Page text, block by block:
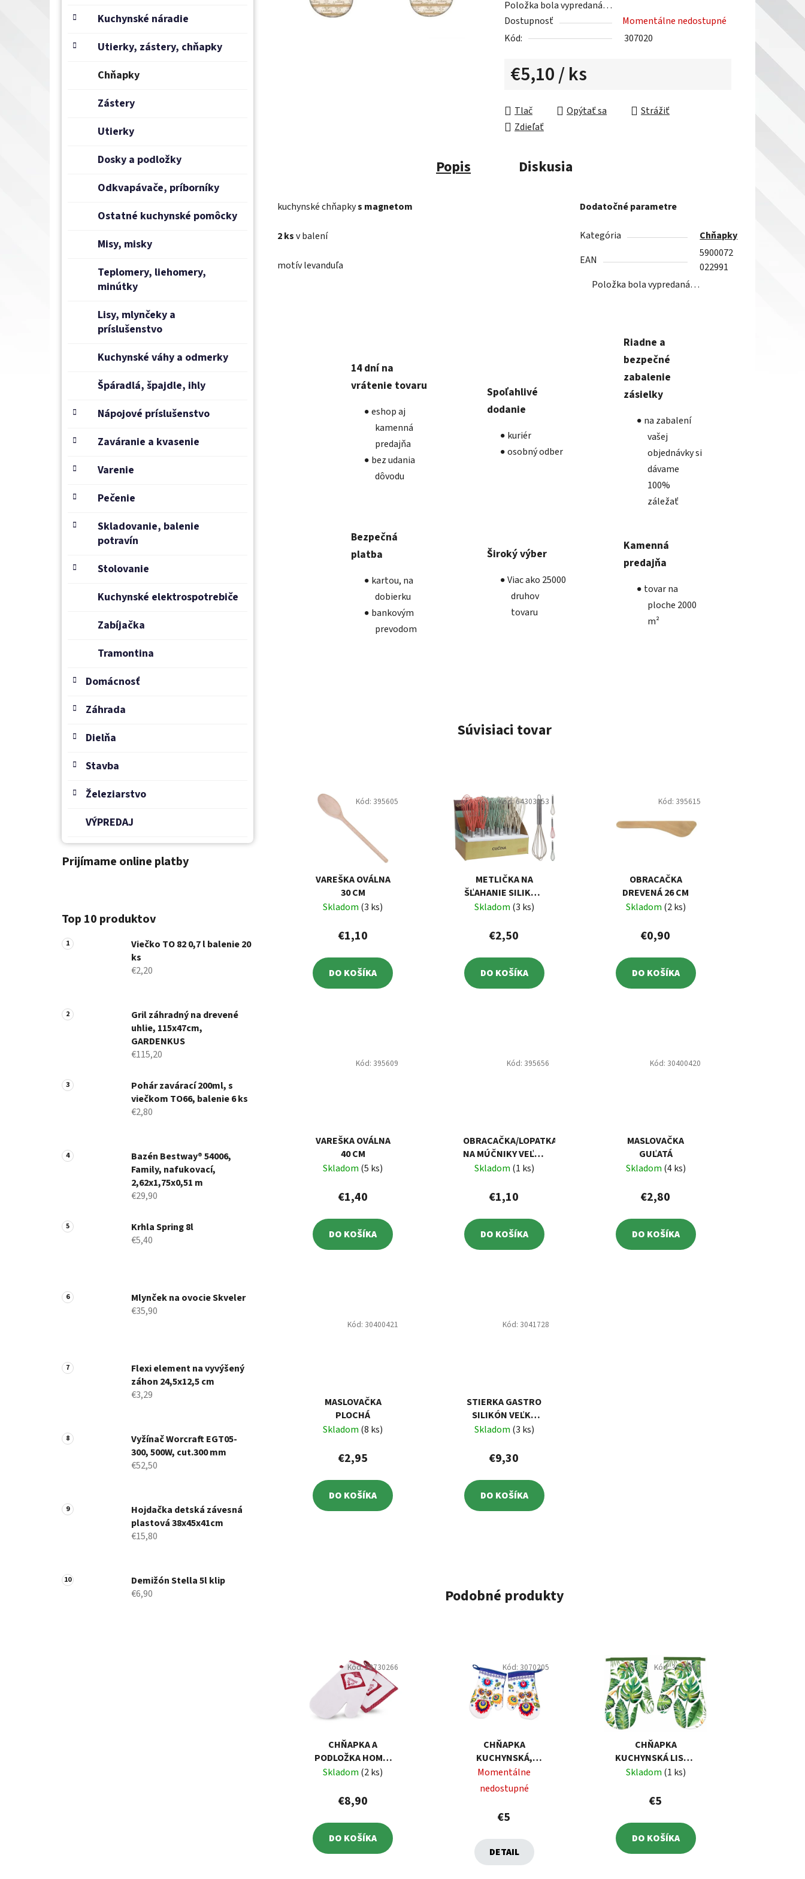
Kuchynské náradie
Utierky, zástery, chňapky
Chňapky
Zástery
Utierky
Dosky a podložky
Odkvapávače, príborníky
Ostatné kuchynské pomôcky
Misy, misky
Teplomery, liehomery,
minútky
Lisy, mlynčeky a
príslušenstvo
Kuchynské váhy a odmerky
Špáradlá, špajdle, ihly
Nápojové príslušenstvo
Zaváranie a kvasenie
Varenie
Pečenie
Skladovanie, balenie
potravín
Stolovanie
Kuchynské elektrospotrebiče
Zabíjačka
Tramontina
Domácnosť
Záhrada
Dielňa
Stavba
Železiarstvo
VÝPREDAJ
Prijímame online platby
Top 10 produktov
Viečko TO 82 0,7 l balenie 20
ks
€2,20
Gril záhradný na drevené
uhlie, 115x47cm,
GARDENKUS
€115,20
Pohár zavárací 200ml, s
viečkom TO66, balenie 6 ks
€2,80
Bazén Bestway® 54006,
Family, nafukovací,
2,62x1,75x0,51 m
€29,90
Krhla Spring 8l
€5,40
Mlynček na ovocie Skveler
€35,90
Flexi element na vyvýšený
záhon 24,5x12,5 cm
€3,29
Vyžínač Worcraft EGT05-
300, 500W, cut.300 mm
€52,50
Hojdačka detská závesná
plastová 38x45x41cm
€15,80
Demižón Stella 5l klip
€6,90
Položka bola vypredaná…
Dostupnosť
Momentálne nedostupné
Kód:
307020
€5,10/ ks
Tlač
Opýtať sa
Strážiť
Zdieľať
Popis Diskusia
kuchynské chňapkys magnetom
2 ksv balení
motív levanduľa
Dodatočné parametre
Kategória
Chňapky
EAN
5900072
022991
Položka bola vypredaná…
14 dní na
vrátenie tovaru
eshop aj
kamenná
predajňa
bez udania
dôvodu
Spoľahlivé
dodanie
kuriér
osobný odber
Riadne a
bezpečné
zabalenie
zásielky
na zabalení
vašej
objednávky si
dávame
100%
záležať
Bezpečná
platba
kartou, na
dobierku
bankovým
prevodom
Široký výber
Viac ako 25000
druhov
tovaru
Kamenná
predajňa
tovar na
ploche 2000
m²
Súvisiaci tovar
VAREŠKA OVÁLNA
30 CM
Skladom (3 ks)
€1,10
DO KOŠÍKA
Kód: 395605
METLIČKA NA
ŠĽAHANIE SILIKÓN
26 CM
Skladom (3 ks)
€2,50
DO KOŠÍKA
Kód:64303153
OBRACAČKA
DREVENÁ 26 CM
Skladom (2 ks)
€0,90
DO KOŠÍKA
Kód: 395615
VAREŠKA OVÁLNA
40 CM
Skladom (5 ks)
€1,40
DO KOŠÍKA
Kód: 395609
OBRACAČKA/LOPATKA
NA MÚČNIKY VEĽKÁ
DREV.
Skladom (1 ks)
€1,10
DO KOŠÍKA
Kód: 395656
MASLOVAČKA
GUĽATÁ
Skladom (4 ks)
€2,80
DO KOŠÍKA
Kód: 30400420
MASLOVAČKA
PLOCHÁ
Skladom (8 ks)
€2,95
DO KOŠÍKA
Kód: 30400421
STIERKA GASTRO
SILIKÓN VEĽKÁ
150X100X6MM
Skladom (3 ks)
€9,30
DO KOŠÍKA
Kód: 3041728
Podobné produkty
CHŇAPKA A
PODLOŽKA HOME,
ČERVENÁ, MIX
Skladom (2 ks)
€8,90
DO KOŠÍKA
Kód:28730266
CHŇAPKA
KUCHYNSKÁ,
MOTÍV FOLKLÓR, S
MAGNETOM, 2 KS
Momentálne
nedostupné
€5
DETAIL
Kód: 3070205
CHŇAPKA
KUCHYNSKÁ LISTY,
S MAGNETOM, 2 KS
Skladom (1 ks)
€5
DO KOŠÍKA
Kód:3070310